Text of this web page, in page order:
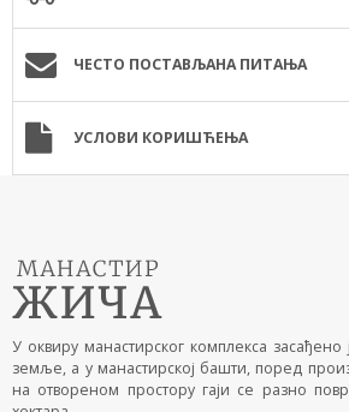
ЧЕСТО ПОСТАВЉАНА ПИТАЊА
УСЛОВИ КОРИШЋЕЊА
У оквиру манастирског комплекса
земље, а у манастирској башти, поред
на отвореном простору гаји се разно